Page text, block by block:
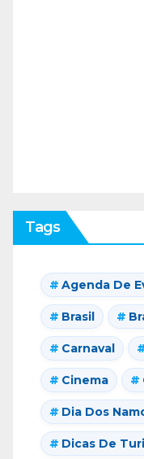
Tags
Agenda De
Brasil
Carnaval
Cinema
Dia Dos
Dicas De